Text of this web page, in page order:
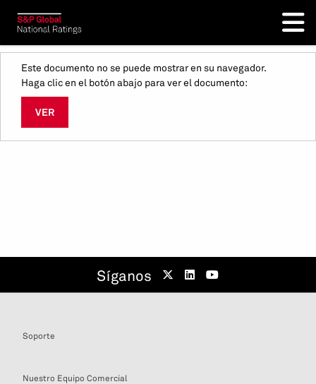
Este documento no se puede mostrar en su navegador.
Haga clic en el botón abajo para ver el documento:
VER
Síganos
Soporte
Nuestro Equipo Comercial